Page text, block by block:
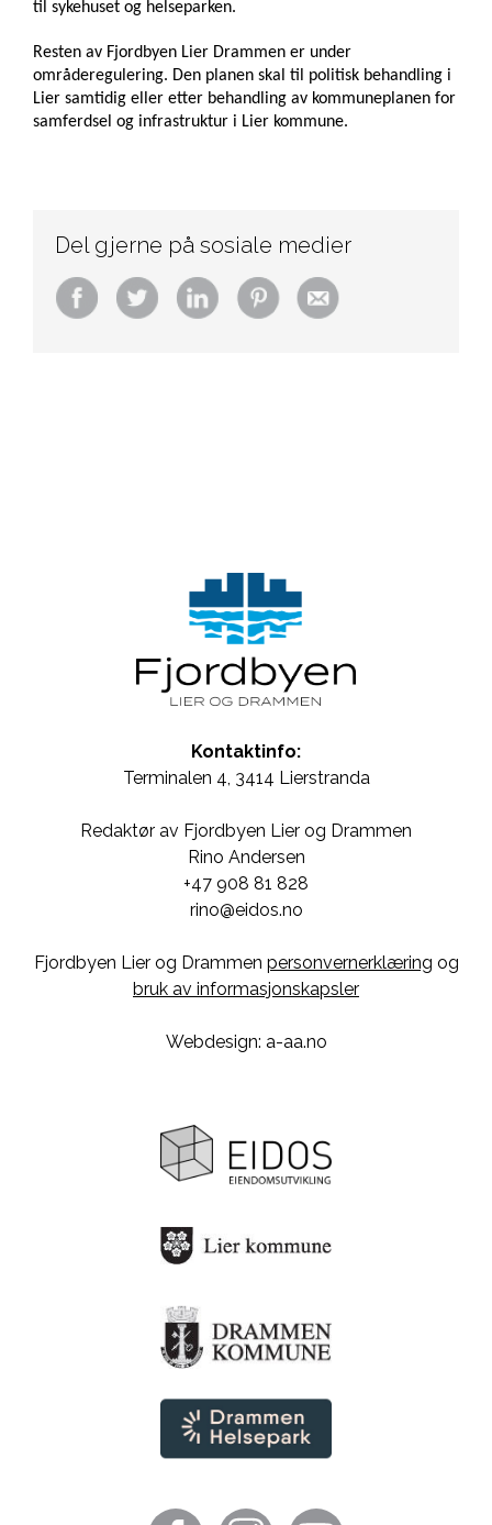
til sykehuset og helseparken.
Resten av Fjordbyen Lier Drammen er under
områderegulering. Den planen skal til politisk behandling i
Lier samtidig eller etter behandling av kommuneplanen for
samferdsel og infrastruktur i Lier kommune.
Del gjerne på sosiale medier
Kontaktinfo:
Terminalen 4, 3414 Lierstranda
Redaktør av Fjordbyen Lier og Drammen
Rino Andersen
+47 908 81 828
rino@eidos.no
Fjordbyen Lier og Drammen personvernerklæring og
bruk av informasjonskapsler
Webdesign: a-aa.no